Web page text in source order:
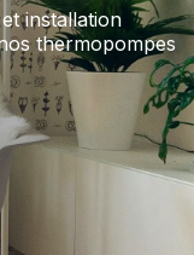
installation
thermopompes